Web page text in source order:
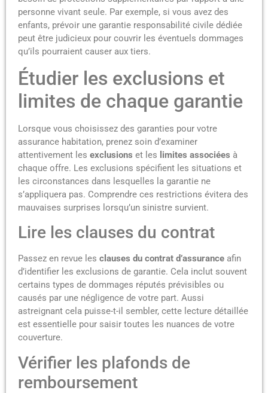
personne vivant seule. Par exemple, si vous avez des
enfants, prévoir une garantie responsabilité civile dédiée
peut être judicieux pour couvrir les éventuels dommages
qu’ils pourraient causer aux tiers.
Étudier les exclusions et
limites de chaque garantie
Lorsque vous choisissez des garanties pour votre
assurance habitation, prenez soin d’examiner
attentivement les exclusions et les limites associées à
chaque offre. Les exclusions spécifient les situations et
les circonstances dans lesquelles la garantie ne
s’appliquera pas. Comprendre ces restrictions évitera des
mauvaises surprises lorsqu’un sinistre survient.
Lire les clauses du contrat
Passez en revue les clauses du contrat d’assurance afin
d’identifier les exclusions de garantie. Cela inclut souvent
certains types de dommages réputés prévisibles ou
causés par une négligence de votre part. Aussi
astreignant cela puisse-t-il sembler, cette lecture détaillée
est essentielle pour saisir toutes les nuances de votre
couverture.
Vérifier les plafonds de
remboursement